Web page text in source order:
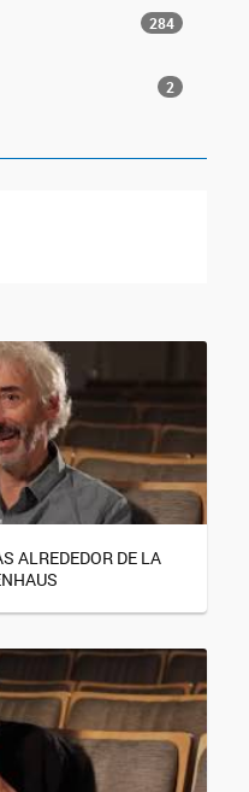
284
2
ALREDEDOR DE LA